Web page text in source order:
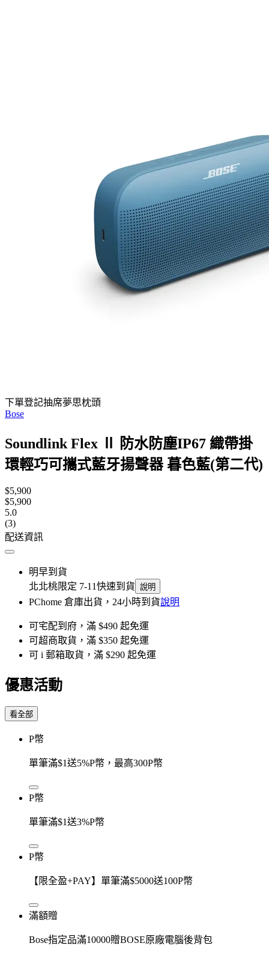
下單登記抽席夢思枕頭
Bose
Soundlink Flex Ⅱ 防水防塵IP67 織帶掛
環輕巧可攜式藍牙揚聲器 暮色藍(第二代)
$5,900
$5,900
5.0
(3)
配送資訊
明早到貨
北北桃限定 7-11快速到貨 說明
PChome 倉庫出貨，24小時到貨說明
可宅配到府，滿 $490 起免運
可超商取貨，滿 $350 起免運
可 i 郵箱取貨，滿 $290 起免運
優惠活動
看全部
P幣
單筆滿$1送5%P幣，最高300P幣
P幣
單筆滿$1送3%P幣
P幣
【限全盈+PAY】單筆滿$5000送100P幣
滿額贈
Bose指定品滿10000贈BOSE原廠電腦後背包